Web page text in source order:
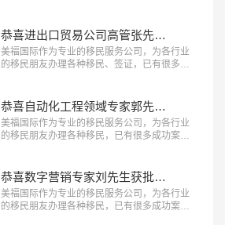
恭喜进出口贸易公司高管张先生获批美国L1签证！
美福国际作为专业的移民服务公司，为各行业
的移民朋友办理各种移民、签证，已有很多成
恭喜自动化工程领域专家郭先生获批美国EB-1A移民！
美福国际作为专业的移民服务公司，为各行业
的移民朋友办理各种移民，已有很多成功案
恭喜数字营销专家刘先生获批美国EB-1A移民！
美福国际作为专业的移民服务公司，为各行业
的移民朋友办理各种移民，已有很多成功案